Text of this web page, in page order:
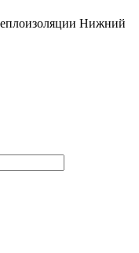
Нижний